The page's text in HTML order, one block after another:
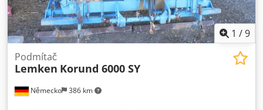
1 /9
Německo 386 km
Podmítač
Lemken Korund 6000 SY